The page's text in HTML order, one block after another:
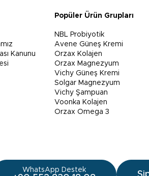
Kanunu
Popüler Ürün Grupları
NBL Probiyotik
Avene Güneş Kremi
Orzax Kolajen
Orzax Magnezyum
Vichy Güneş Kremi
Solgar Magnezyum
Vichy Şampuan
Voonka Kolajen
Orzax Omega 3
WhatsApp Destek